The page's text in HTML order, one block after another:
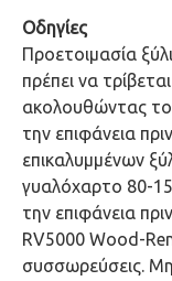
Οδηγίες
Προετοιμασία
πρέπει να
ακολουθώντας
την επιφάνεια
επικαλυμμένων
γυαλόχαρτο 80-
την επιφάνεια
RV5000 Wood-
συσσωρεύσεις.